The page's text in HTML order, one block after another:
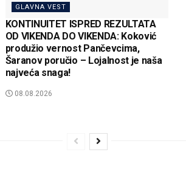
GLAVNA VEST
KONTINUITET ISPRED REZULTATA
OD VIKENDA DO VIKENDA: Koković
produžio vernost Pančevcima,
Šaranov poručio – Lojalnost je naša
najveća snaga!
08.08.2026